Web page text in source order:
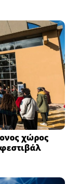
χώρος